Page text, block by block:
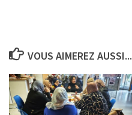
VOUS AIMEREZ AUSSI...